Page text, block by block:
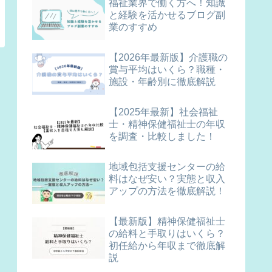
福祉業界で働く方へ！知識
と経験を活かせるブログ副
業のすすめ
【2026年最新版】介護職の
賞与平均はいくら？職種・
施設・年齢別に徹底解説
【2025年最新】社会福祉
士・精神保健福祉士の年収
を調査・比較しました！
地域包括支援センターの給
料はなぜ安い？実態と収入
アップの方法を徹底解説！
【最新版】精神保健福祉士
の給料と手取りはいくら？
初任給から年収まで徹底解
説